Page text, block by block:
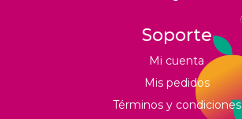
Soporte
Mi cuenta
Mis pedidos
Términos y condiciones